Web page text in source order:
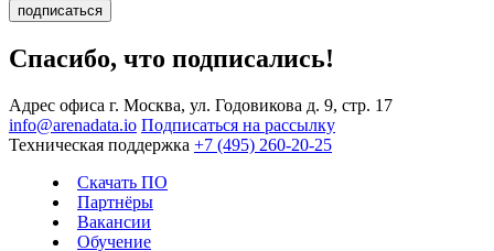
подписаться
Спасибо, что подписались!
Адрес офиса г. Москва, ул. Годовикова д. 9, стр. 17
info@arenadata.io Подписаться на рассылку
Техническая поддержка +7 (495) 260-20-25
Скачать ПО
Партнёры
Вакансии
Обучение